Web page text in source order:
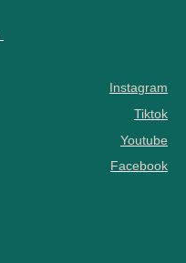
Instagram
Tiktok
Youtube
Facebook